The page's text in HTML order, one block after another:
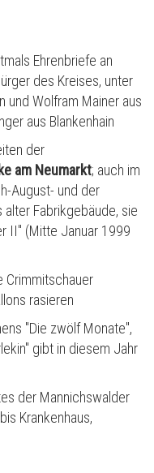
Ehrenbriefe an
des Kreises, unter
und Wolfram Mainer aus
aus Blankenhain
der
am Neumarkt; auch im
August- und der
Fabrikgebäude, sie
II" (Mitte Januar 1999
Crimmitschauer
rasieren
"Die zwölf Monate",
gibt in diesem Jahr
der Mannichswalder
Krankenhaus,